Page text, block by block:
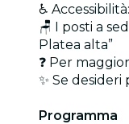
♿
🪑 I posti a
Platea alta”
❓ Per
✨ Se
Programma